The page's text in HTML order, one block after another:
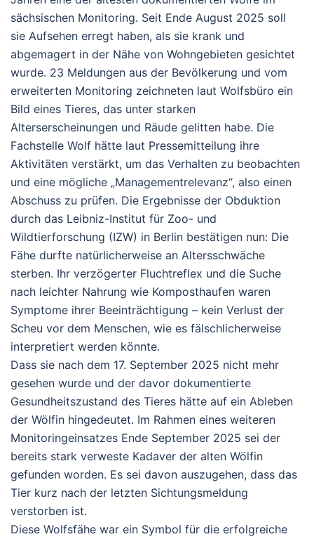
sächsischen Monitoring. Seit Ende August 2025 soll
sie Aufsehen erregt haben, als sie krank und
abgemagert in der Nähe von Wohngebieten gesichtet
wurde. 23 Meldungen aus der Bevölkerung und vom
erweiterten Monitoring zeichneten laut Wolfsbüro ein
Bild eines Tieres, das unter starken
Alterserscheinungen und Räude gelitten habe. Die
Fachstelle Wolf hätte laut Pressemitteilung ihre
Aktivitäten verstärkt, um das Verhalten zu beobachten
und eine mögliche „Managementrelevanz“, also einen
Abschuss zu prüfen. Die Ergebnisse der Obduktion
durch das Leibniz-Institut für Zoo- und
Wildtierforschung (IZW) in Berlin bestätigen nun: Die
Fähe durfte natürlicherweise an Altersschwäche
sterben. Ihr verzögerter Fluchtreflex und die Suche
nach leichter Nahrung wie Komposthaufen waren
Symptome ihrer Beeinträchtigung – kein Verlust der
Scheu vor dem Menschen, wie es fälschlicherweise
interpretiert werden könnte.
Dass sie nach dem 17. September 2025 nicht mehr
gesehen wurde und der davor dokumentierte
Gesundheitszustand des Tieres hätte auf ein Ableben
der Wölfin hingedeutet. Im Rahmen eines weiteren
Monitoringeinsatzes Ende September 2025 sei der
bereits stark verweste Kadaver der alten Wölfin
gefunden worden. Es sei davon auszugehen, dass das
Tier kurz nach der letzten Sichtungsmeldung
verstorben ist.
Diese Wolfsfähe war ein Symbol für die erfolgreiche